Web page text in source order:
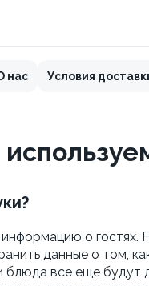
нас Условия
о гостях.
данные о том,
блюда все еще будут